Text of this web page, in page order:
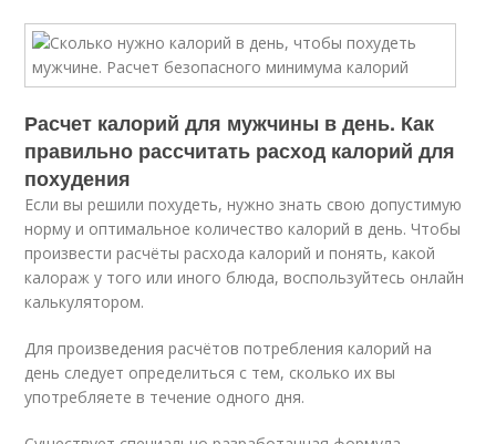
Расчет калорий для мужчины в день. Как
правильно рассчитать расход калорий для
похудения
Если вы решили похудеть, нужно знать свою допустимую
норму и оптимальное количество калорий в день. Чтобы
произвести расчёты расхода калорий и понять, какой
калораж у того или иного блюда, воспользуйтесь онлайн
калькулятором.
Для произведения расчётов потребления калорий на
день следует определиться с тем, сколько их вы
употребляете в течение одного дня.